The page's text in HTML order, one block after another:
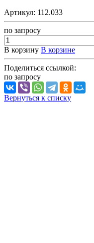
Артикул: 112.033
по запросу
В корзину В корзине
Поделиться ссылкой:
по запросу
Вернуться к списку